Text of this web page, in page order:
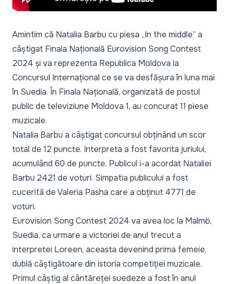
Amintim că Natalia Barbu cu piesa „In the middle” a
câștigat Finala Națională Eurovision Song Contest
2024 și va reprezenta Republica Moldova la
Concursul Internațional ce se va desfășura în luna mai
în Suedia. În Finala Națională, organizată de postul
public de televiziune Moldova 1, au concurat 11 piese
muzicale.
Natalia Barbu a câștigat concursul obținând un scor
total de 12 puncte. Interpreta a fost favorita juriului,
acumulând 60 de puncte. Publicul i-a acordat Nataliei
Barbu 2421 de voturi. Simpatia publicului a fost
cucerită de Valeria Pasha care a obținut 4771 de
voturi.
Eurovision Song Contest 2024 va avea loc la Malmö,
Suedia, ca urmare a victoriei de anul trecut a
interpretei Loreen, aceasta devenind prima femeie,
dublă câștigătoare din istoria competiției muzicale.
Primul câștig al cântăreței suedeze a fost în anul